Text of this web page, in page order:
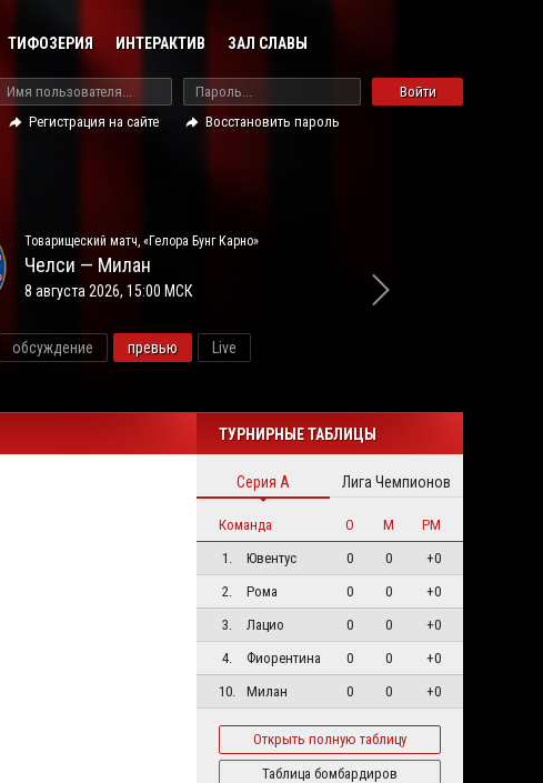
ТИФОЗЕРИЯ ИНТЕРАКТИВ ЗАЛ СЛАВЫ
Войти
Регистрация на сайте
Восстановить пароль
Товарищеский матч, «Гелора Бунг Карно»
Челси — Милан
8 августа 2026, 15:00 МСК
обсуждение превью Live
ТУРНИРНЫЕ ТАБЛИЦЫ
Серия А Лига Чемпионов
Команда О М
РМ
1.
Ювентус 0 0
+0
2.
Рома 0 0
+0
3.
Лацио 0 0
+0
4.
Фиорентина 0 0
+0
10.
Милан 0 0 +0
Открыть полную таблицу
Таблица бомбардиров